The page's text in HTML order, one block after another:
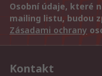
Osobní údaje, které
mailing listu, budou
Zásadami ochrany
Kontakt